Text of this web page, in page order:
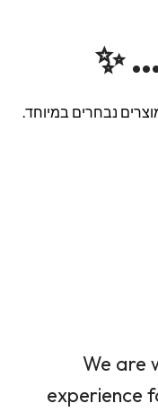
✨
נבחרים במיוחד.
We are
experience